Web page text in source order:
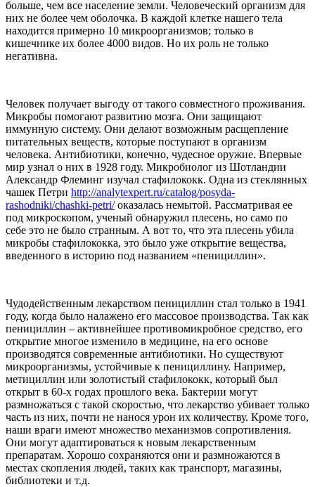
больше, чем все население земли. Человеческий организм для
них не более чем оболочка. В каждой клетке нашего тела
находится примерно 10 микроорганизмов; только в
кишечнике их более 4000 видов. Но их роль не только
негативна.
Человек получает выгоду от такого совместного проживания.
Микробы помогают развитию мозга. Они защищают
иммунную систему. Они делают возможным расщепление
питательных веществ, которые поступают в организм
человека. Антибиотики, конечно, чудесное оружие. Впервые
мир узнал о них в 1928 году. Микробиолог из Шотландии
Александр Флеминг изучал стафилококк. Одна из стеклянных
чашек Петри http://analytexpert.ru/catalog/posyda-
rashodniki/chashki-petri/оказалась немытой. Рассматривая ее
под микроскопом, ученый обнаружил плесень, но само по
себе это не было странным. А вот то, что эта плесень убила
микробы стафилококка, это было уже открытие вещества,
введенного в историю под названием «пенициллин».
Чудодейственным лекарством пенициллин стал только в 1941
году, когда было налажено его массовое производства. Так как
пенициллин – активнейшее противомикробное средство, его
открытие многое изменило в медицине, на его основе
производятся современные антибиотики. Но существуют
микроорганизмы, устойчивые к пенициллину. Например,
метициллин или золотистый стафилококк, который был
открыт в 60-х годах прошлого века. Бактерии могут
размножаться с такой скоростью, что лекарство убивает только
часть из них, почти не нанося урон их количеству. Кроме того,
наши враги имеют множество механизмов сопротивления.
Они могут адаптироваться к новым лекарственным
препаратам. Хорошо сохраняются они и размножаются в
местах скопления людей, таких как транспорт, магазины,
библиотеки и т.д.